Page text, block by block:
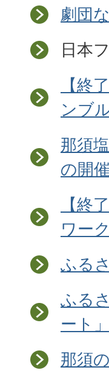
劇団
日本
【終
ンブ
那須
の開
【終
ワー
ふる
ふる
ート」
那須